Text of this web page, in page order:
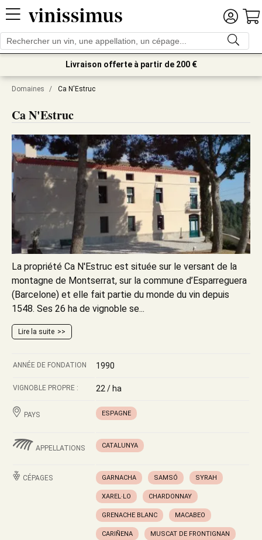
Livraison offerte à partir de 200 €
Domaines / Ca N'Estruc
Ca N'Estruc
La propriété Ca N'Estruc est située sur le versant de la
montagne de Montserrat, sur la commune d’Esparreguera
(Barcelone) et elle fait partie du monde du vin depuis
1548. Ses 26 ha de vignoble se...
Lire la suite
ANNÉE DE FONDATION 1990
VIGNOBLE PROPRE : 22 / ha
PAYS ESPAGNE
APPELLATIONS CATALUNYA
CÉPAGES GARNACHA SAMSÓ SYRAH
XAREL·LO CHARDONNAY
GRENACHE BLANC MACABEO
CARIÑENA MUSCAT DE FRONTIGNAN